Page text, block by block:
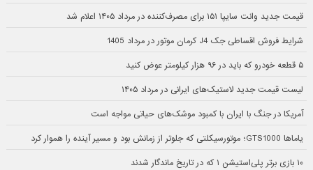
قیمت جدید وانت سایپا ۱۵۱ برای مصرف‌کننده در مرداد ۱۴۰۵ اعلام شد
شرایط فروش اقساطی جک J4 کرمان موتور در مرداد 1405
۵ قطعه خودرو که باید در ۹۶ هزار کیلومتر عوض کنید
لیست قیمت جدید لاستیک‌های ایرانی در مرداد ۱۴۰۵
آمریکا در جنگ با ایران با کمبود موشک‌های حیاتی مواجه است
یاماها GTS1000؛ موتورسیکلتی که جلوتر از زمانش بود و مسیر آینده را هموار کرد
۱۰ بازی برتر پلی‌استیشن ۱ که در تاریخ ماندگار شدند